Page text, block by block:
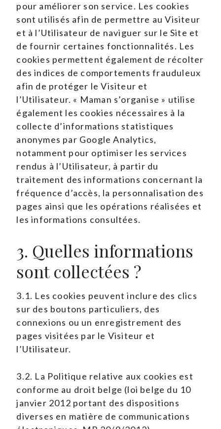
pour améliorer son service. Les cookies
sont utilisés afin de permettre au Visiteur
et à l’Utilisateur de naviguer sur le Site et
de fournir certaines fonctionnalités. Les
cookies permettent également de récolter
des indices de comportements frauduleux
afin de protéger le Visiteur et
l’Utilisateur. « Maman s’organise » utilise
également les cookies nécessaires à la
collecte d’informations statistiques
anonymes par Google Analytics,
notamment pour optimiser les services
rendus à l’Utilisateur, à partir du
traitement des informations concernant la
fréquence d’accès, la personnalisation des
pages ainsi que les opérations réalisées et
les informations consultées.
3. Quelles informations
sont collectées ?
3.1. Les cookies peuvent inclure des clics
sur des boutons particuliers, des
connexions ou un enregistrement des
pages visitées par le Visiteur et
l’Utilisateur.
3.2. La Politique relative aux cookies est
conforme au droit belge (loi belge du 10
janvier 2012 portant des dispositions
diverses en matière de communications